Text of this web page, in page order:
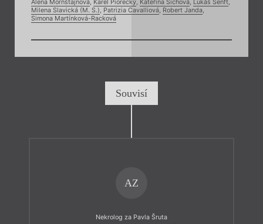
Alena Mornštajnová, Karel Piorecký, Kateřina Šichová, Lukáš Senft,
Milena Slavická (M. S.), Patrizia Cavalliová, Robert Janda,
Simona Martínková-Racková
Souvisí
AZ
Nekrolog za Pavla Šruta